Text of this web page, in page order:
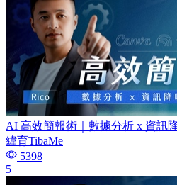
AI 高效簡報術｜數據分析 x 資訊
緯育TibaMe
5398
5